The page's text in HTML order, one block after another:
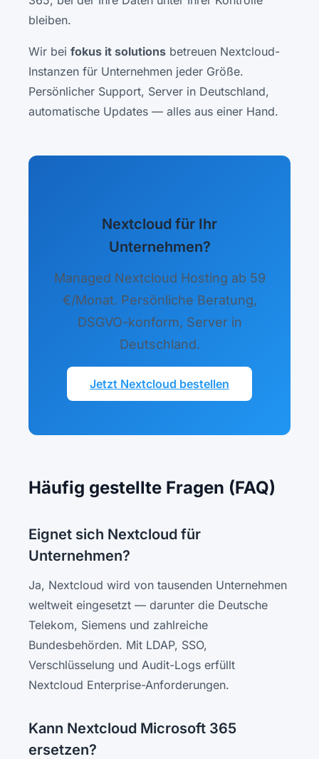
bleiben.
Wir bei fokus it solutions betreuen Nextcloud-
Instanzen für Unternehmen jeder Größe.
Persönlicher Support, Server in Deutschland,
automatische Updates — alles aus einer Hand.
Nextcloud für Ihr
Unternehmen?
Managed Nextcloud Hosting ab 59
€/Monat. Persönliche Beratung,
DSGVO-konform, Server in
Deutschland.
Jetzt Nextcloud bestellen
Häufig gestellte Fragen (FAQ)
Eignet sich Nextcloud für
Unternehmen?
Ja, Nextcloud wird von tausenden Unternehmen
weltweit eingesetzt — darunter die Deutsche
Telekom, Siemens und zahlreiche
Bundesbehörden. Mit LDAP, SSO,
Verschlüsselung und Audit-Logs erfüllt
Nextcloud Enterprise-Anforderungen.
Kann Nextcloud Microsoft 365
ersetzen?